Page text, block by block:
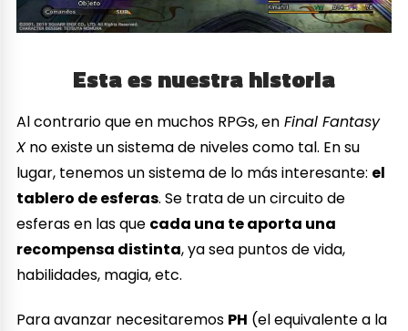
Esta es nuestra historia
Al contrario que en muchos RPGs, en Final Fantasy
Xno existe un sistema de niveles como tal. En su
lugar, tenemos un sistema de lo más interesante: el
tablero de esferas. Se trata de un circuito de
esferas en las que cada una te aporta una
recompensa distinta, ya sea puntos de vida,
habilidades, magia, etc.
Para avanzar necesitaremos PH (el equivalente a la